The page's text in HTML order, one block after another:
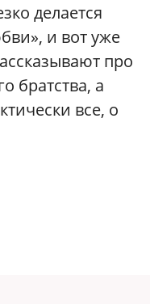
делается
и вот уже
про
братства, а
все, о